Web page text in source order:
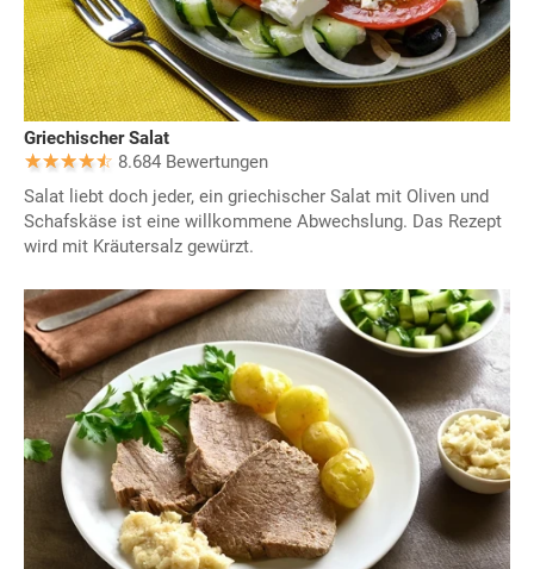
Griechischer Salat
8.684 Bewertungen
Salat liebt doch jeder, ein griechischer Salat mit Oliven und
Schafskäse ist eine willkommene Abwechslung. Das Rezept
wird mit Kräutersalz gewürzt.